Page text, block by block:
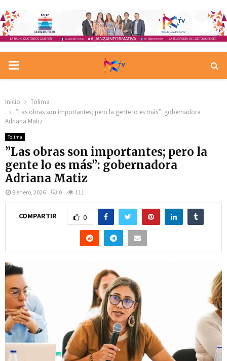
PRIMARY
Inicio
Tolima
”Las obras son importantes; pero la gente lo es más”: gobernadora
Adriana Matiz
Tolima
”Las obras son importantes; pero la
gente lo es más”: gobernadora
Adriana Matiz
8 enero, 2026 0 111
COMPARTIR 0